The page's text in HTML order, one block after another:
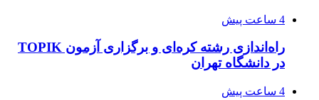
4 ساعت پیش
راه‌اندازی رشته کره‌ای و برگزاری آزمون TOPIK
در دانشگاه تهران
4 ساعت پیش